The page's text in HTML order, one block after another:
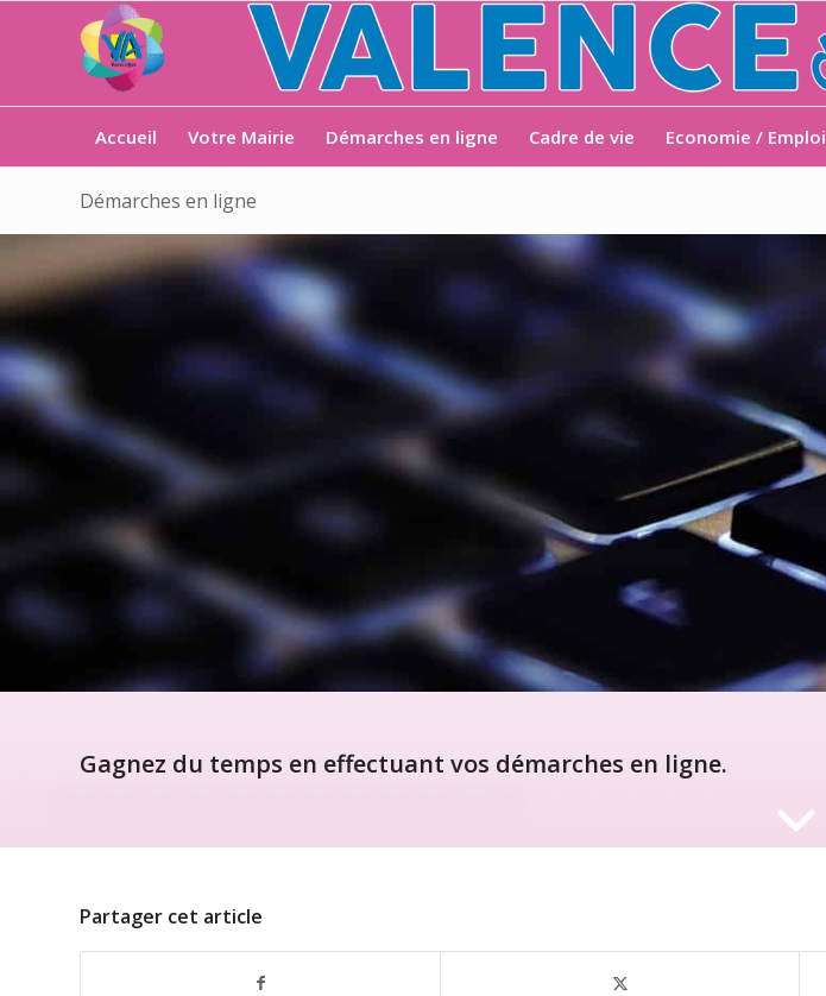
Accueil Votre Mairie Démarches en ligne Cadre de vie Economie / Emploi
Démarches en ligne
Gagnez du temps en effectuant vos démarches en ligne.
Partager cet article